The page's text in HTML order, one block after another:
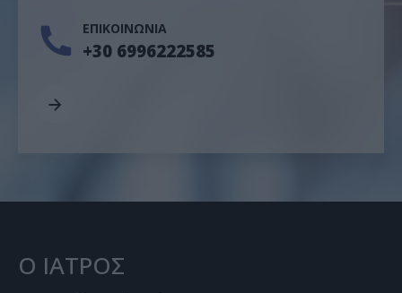
ΕΠΙΚΟΙΝΩΝΙΑ
+30 6996222585
Ο ΙΑΤΡΟΣ